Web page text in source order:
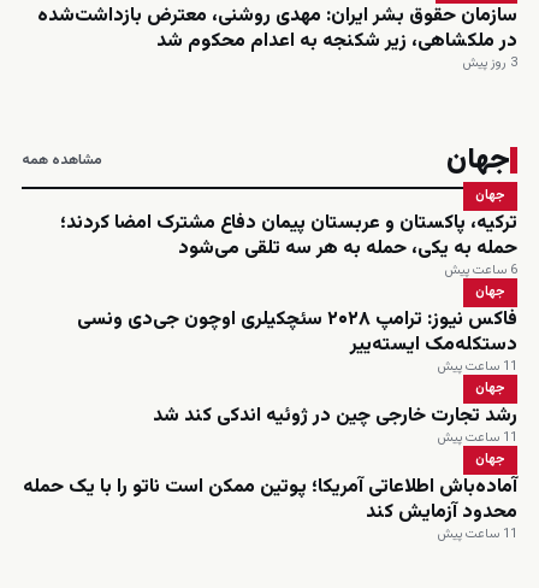
سازمان حقوق بشر ایران: مهدی روشنی، معترض بازداشت‌شده
در ملکشاهی، زیر شکنجه به اعدام محکوم شد
3 روز پیش
جهان مشاهده همه
جهان
ترکیه، پاکستان و عربستان پیمان دفاع مشترک امضا کردند؛
حمله به یکی، حمله به هر سه تلقی می‌شود
6 ساعت پیش
جهان
فاکس نیوز: ترامپ ۲۰۲۸ سئچکیلری اوچون جی‌دی ونسی
دستکله‌مک ایسته‌ییر
11 ساعت پیش
جهان
رشد تجارت خارجی چین در ژوئیه اندکی کند شد
11 ساعت پیش
جهان
آماده‌باش اطلاعاتی آمریکا؛ پوتین ممکن است ناتو را با یک حمله
محدود آزمایش کند
11 ساعت پیش